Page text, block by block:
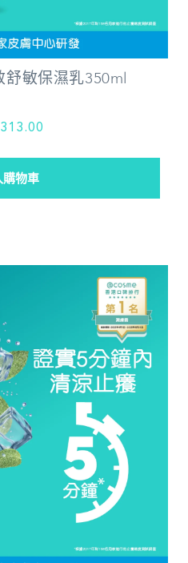
敏保濕乳350ml